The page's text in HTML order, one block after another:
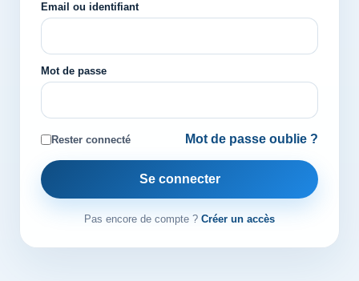
Email ou identifiant
Mot de passe
Rester connecté Mot de passe oublie ?
Se connecter
Pas encore de compte ? Créer un accès